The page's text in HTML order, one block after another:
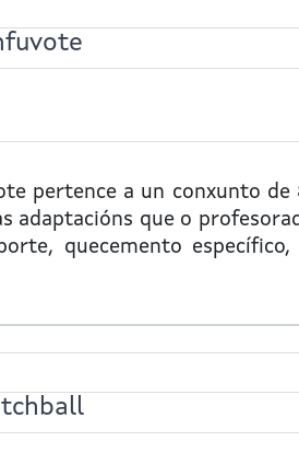
pertence a un conxunto de
adaptacións que o
quecemento